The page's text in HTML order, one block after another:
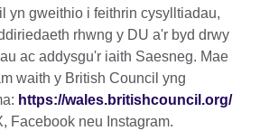
yn gweithio i feithrin cysylltiadau,
rhwng y DU a'r byd drwy
ac addysgu'r iaith Saesneg. Mae
waith y British Council yng
https://wales.britishcouncil.org/
Facebook neu Instagram.